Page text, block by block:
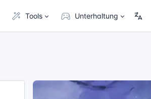
Tools Unterhaltung